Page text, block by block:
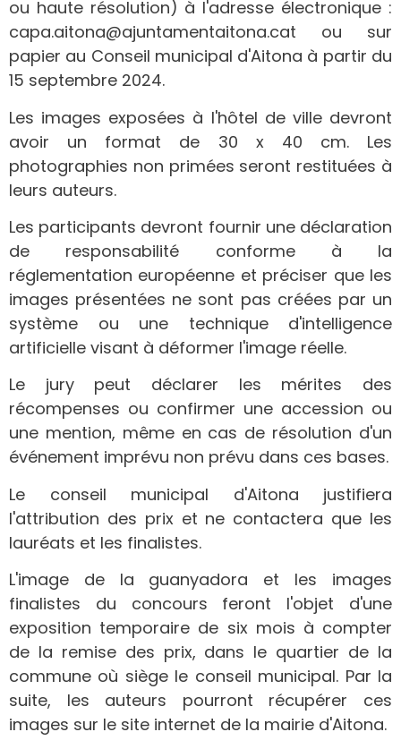
ou haute résolution) à l'adresse électronique :
capa.aitona@ajuntamentaitona.cat ou sur
papier au Conseil municipal d'Aitona à partir du
15 septembre 2024.
Les images exposées à l'hôtel de ville devront
avoir un format de 30 x 40 cm. Les
photographies non primées seront restituées à
leurs auteurs.
Les participants devront fournir une déclaration
de responsabilité conforme à la
réglementation européenne et préciser que les
images présentées ne sont pas créées par un
système ou une technique d'intelligence
artificielle visant à déformer l'image réelle.
Le jury peut déclarer les mérites des
récompenses ou confirmer une accession ou
une mention, même en cas de résolution d'un
événement imprévu non prévu dans ces bases.
Le conseil municipal d'Aitona justifiera
l'attribution des prix et ne contactera que les
lauréats et les finalistes.
L'image de la guanyadora et les images
finalistes du concours feront l'objet d'une
exposition temporaire de six mois à compter
de la remise des prix, dans le quartier de la
commune où siège le conseil municipal. Par la
suite, les auteurs pourront récupérer ces
images sur le site internet de la mairie d'Aitona.